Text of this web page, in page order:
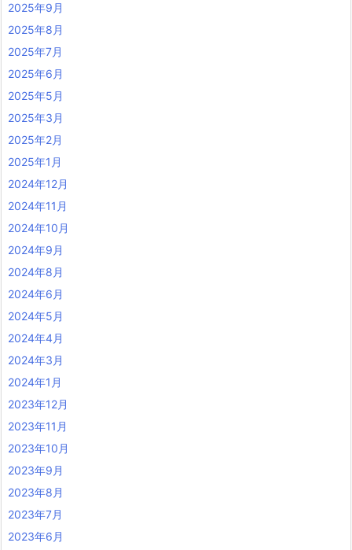
2025年9月
2025年8月
2025年7月
2025年6月
2025年5月
2025年3月
2025年2月
2025年1月
2024年12月
2024年11月
2024年10月
2024年9月
2024年8月
2024年6月
2024年5月
2024年4月
2024年3月
2024年1月
2023年12月
2023年11月
2023年10月
2023年9月
2023年8月
2023年7月
2023年6月